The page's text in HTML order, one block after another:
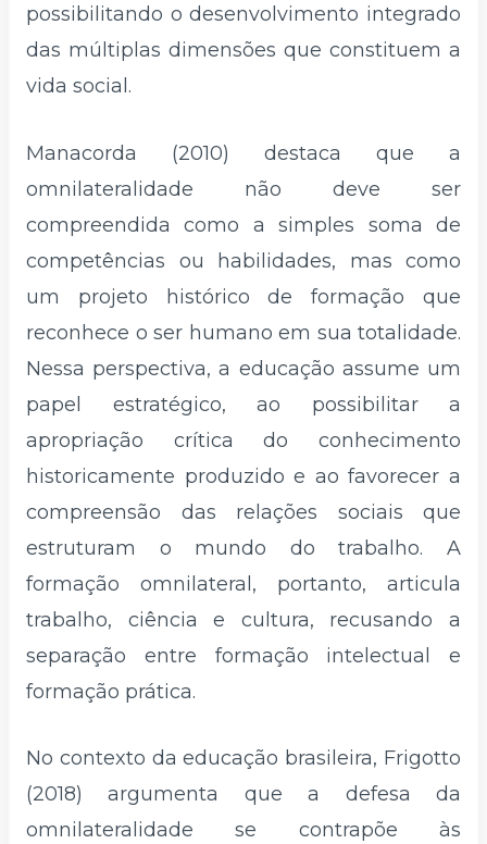
possibilitando o desenvolvimento integrado
das múltiplas dimensões que constituem a
vida social.
Manacorda (2010) destaca que a
omnilateralidade não deve ser
compreendida como a simples soma de
competências ou habilidades, mas como
um projeto histórico de formação que
reconhece o ser humano em sua totalidade.
Nessa perspectiva, a educação assume um
papel estratégico, ao possibilitar a
apropriação crítica do conhecimento
historicamente produzido e ao favorecer a
compreensão das relações sociais que
estruturam o mundo do trabalho. A
formação omnilateral, portanto, articula
trabalho, ciência e cultura, recusando a
separação entre formação intelectual e
formação prática.
No contexto da educação brasileira, Frigotto
(2018) argumenta que a defesa da
omnilateralidade se contrapõe às